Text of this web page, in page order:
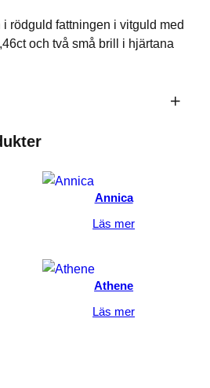
rödguld fattningen i vitguld med
och två små brill i hjärtana
Rosa på bal
recensera ”Rosa på
Annica
Läs mer
Athene
Läs mer